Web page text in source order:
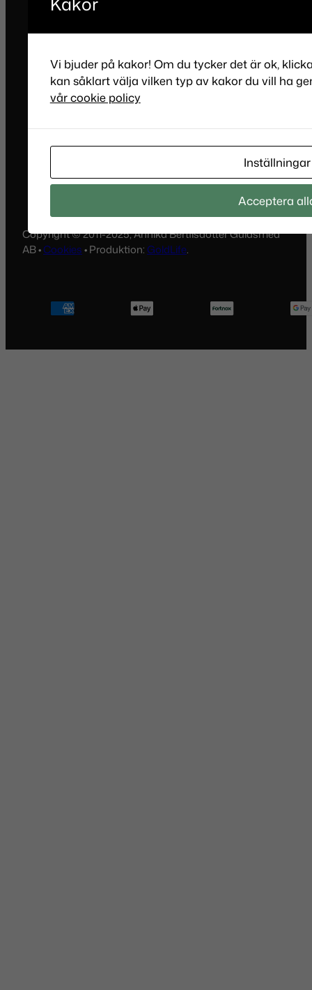
Copyright © 2011-2025, Annika Bertilsdotter Guldsmed
AB •Cookies• Produktion:GoldLife.
Vi bjuder på kakor! Om du tycker det är ok,
kan såklart välja vilken typ av kakor du vill ha
vår cookie policy
Inställningar
Acceptera